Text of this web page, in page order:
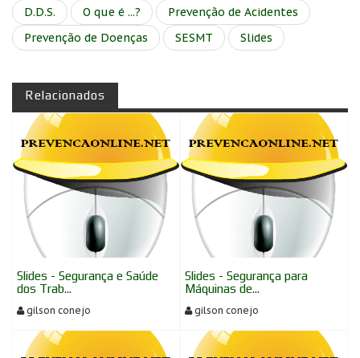
D.D.S. O que é ...?
Prevenção de Acidentes
Prevenção de Doenças
SESMT Slides
Relacionados
Slides - Segurança e Saúde
dos Trab...
gilson conejo
Slides - Segurança para
Máquinas de...
gilson conejo